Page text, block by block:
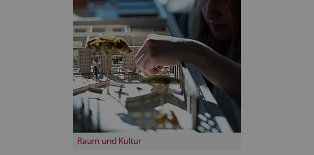
Raum und Kultur